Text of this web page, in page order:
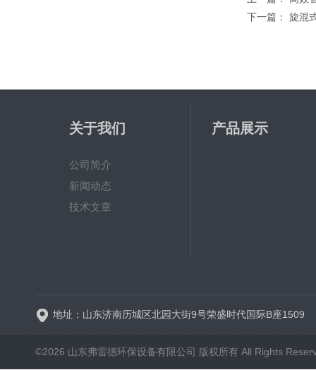
下一篇： 旋混
关于我们
公司简介
新闻动态
技术文章
产品展示
地址：山东济南历城区北园大街9号荣盛时代国际B座1509
©2026 山东弗雷德环保设备有限公司 版权所有 All Rights